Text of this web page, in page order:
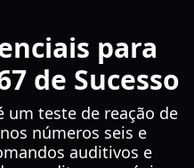
para
de Sucesso
um teste de reação de
números seis e
auditivos e